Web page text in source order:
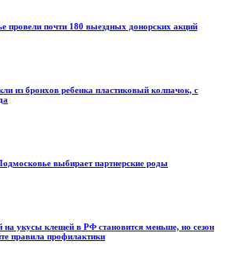
провели почти 180 выездных донорских акций
из бронхов ребенка пластиковый колпачок, с
выбирает партнерские роды
на укусы клещей в РФ становится меньше, но сезон
правила профилактики